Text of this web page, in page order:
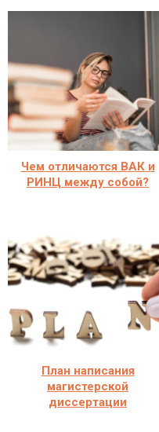
Чем отличаются ВАК и
РИНЦ между собой?
План написания
магистерской
диссертации